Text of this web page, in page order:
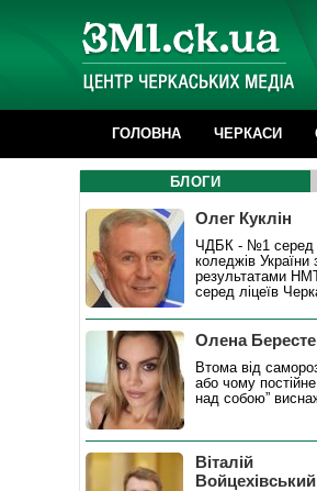
ГОЛОВНА ЧЕРКАСИ
БЛОГИ
Олег Куклін
ЧДБК - №1 серед
коледжів України
результатами
серед ліцеїв
Олена
Втома від
або чому
над собою”
Віталій
Войцехівський